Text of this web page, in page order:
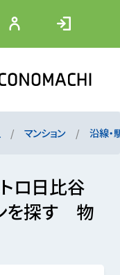
マンション 沿線・
ロ日比谷
を探す 物